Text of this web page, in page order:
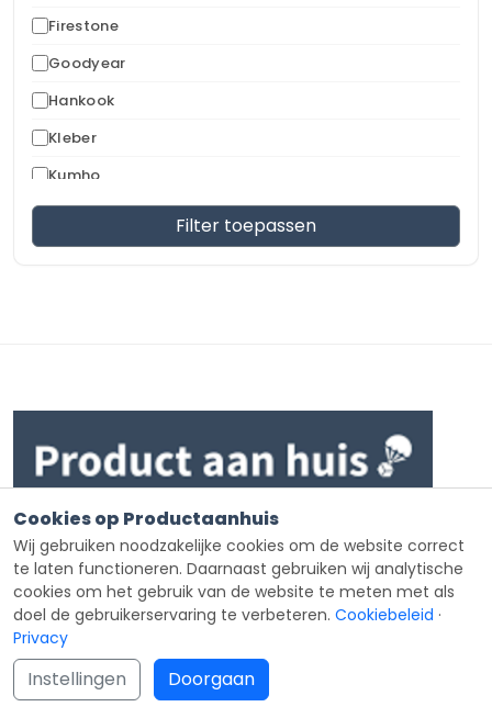
Firestone
Goodyear
Hankook
Kleber
Kumho
Marshal
Maxxis
Semperit
Star Performer
Toyo
Uniroyal
Viking
Vredestein
Yokohama
Filter toepassen
Product aan huis streeft er naar om zo veel mogelijk
kwalitatief goede webshops te verzamelen om zo de
bezoeker te kunnen helpen bij het doen van een
goede online aankoop.
Categorieën
Cookies op Productaanhuis
Wij gebruiken noodzakelijke cookies om de website correct
te laten functioneren. Daarnaast gebruiken wij analytische
cookies om het gebruik van de website te meten met als
doel de gebruikerservaring te verbeteren. Cookiebeleid ·
Privacy
Instellingen Doorgaan